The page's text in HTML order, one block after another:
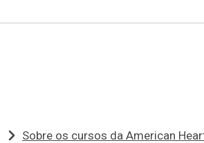
Sobre os cursos da American